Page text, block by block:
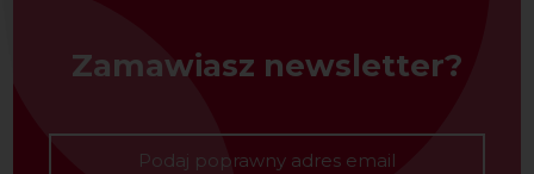
Zamawiasz newsletter?